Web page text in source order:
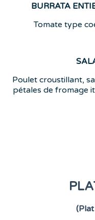
BURRATA
Tomate type
Poulet croustillant,
pétales de fromage